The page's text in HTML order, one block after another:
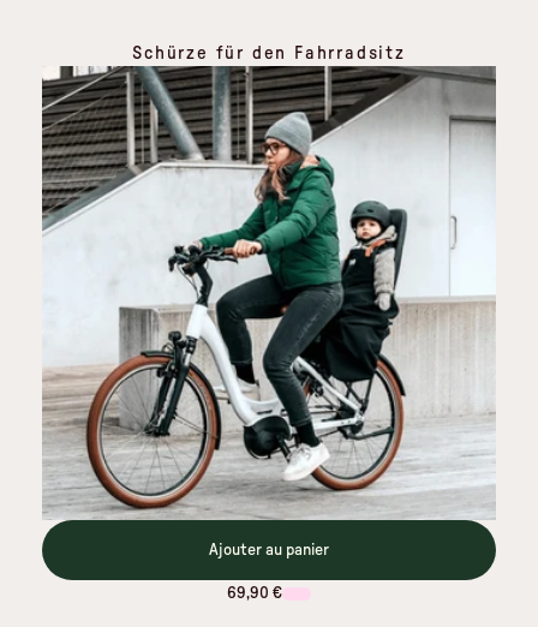
Schürze für den Fahrradsitz
Ajouter au panier
69,90 €